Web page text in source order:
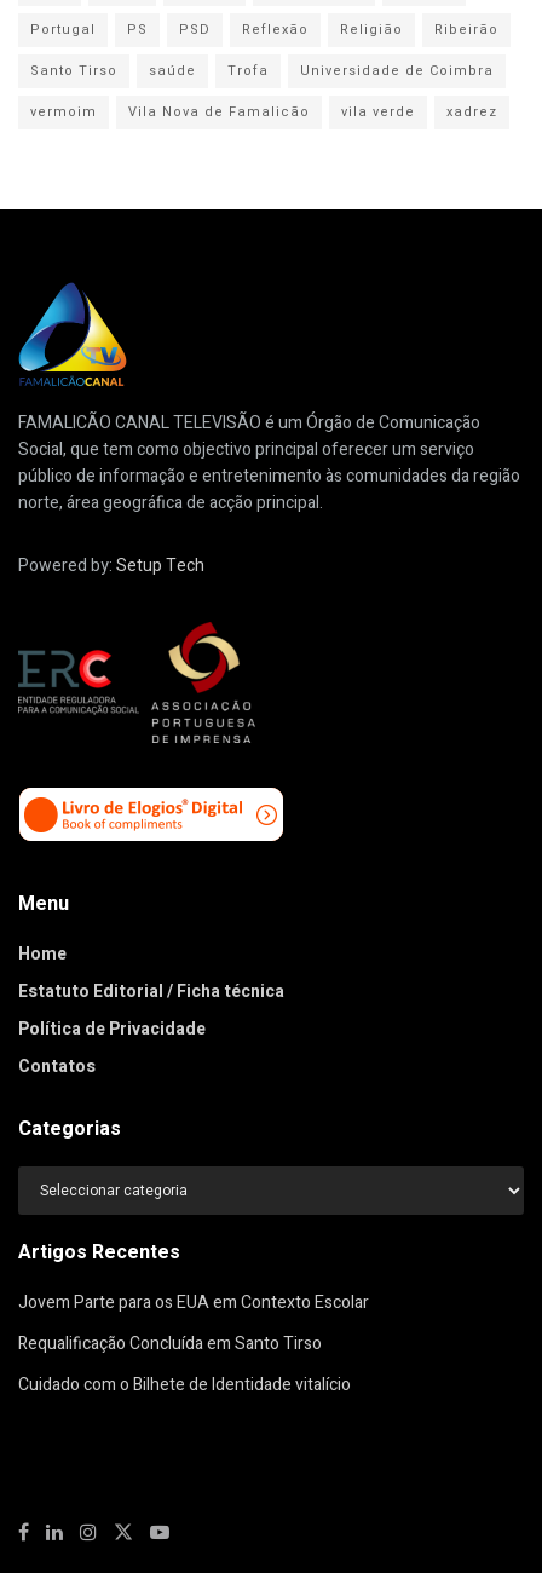
Portugal
PS PSD Reflexão Religião
Ribeirão
Santo Tirso
saúde Trofa
Universidade de Coimbra
vermoim
Vila Nova de Famalicão vila verde xadrez
FAMALICÃO CANAL TELEVISÃO é um Órgão de Comunicação
Social, que tem como objectivo principal oferecer um serviço
público de informação e entretenimento às comunidades da região
norte, área geográfica de acção principal.
Powered by:Setup Tech
Menu
Home
Estatuto Editorial / Ficha técnica
Política de Privacidade
Contatos
Categorias
Categorias
Artigos Recentes
Jovem Parte para os EUA em Contexto Escolar
Requalificação Concluída em Santo Tirso
Cuidado com o Bilhete de Identidade vitalício